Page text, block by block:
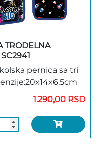
TRODELNA
pernica sa tri
1.290,00 RSD